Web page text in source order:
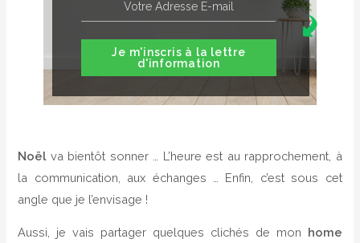
Je m'inscris à la lettre
d'information
Noëlva bientôt sonner … L’heure est au rapprochement, à
la communication, aux échanges … Enfin, c’est sous cet
angle que je l’envisage !
Aussi, je vais partager quelques clichés de mon home